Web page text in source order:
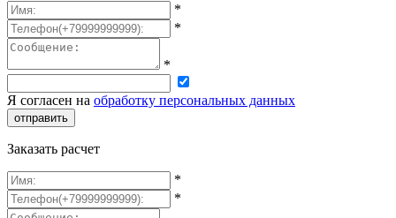
*
*
*
Я согласен на обработку персональных данных
отправить
Заказать расчет
*
*